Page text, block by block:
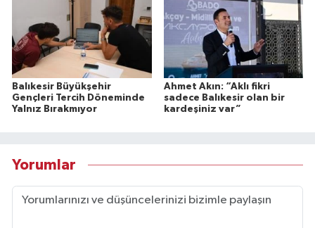
Balıkesir Büyükşehir
Gençleri Tercih Döneminde
Yalnız Bırakmıyor
Ahmet Akın: “Aklı fikri
sadece Balıkesir olan bir
kardeşiniz var”
Yorumlar